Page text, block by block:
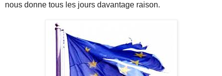
nous donne tous les jours davantage raison.